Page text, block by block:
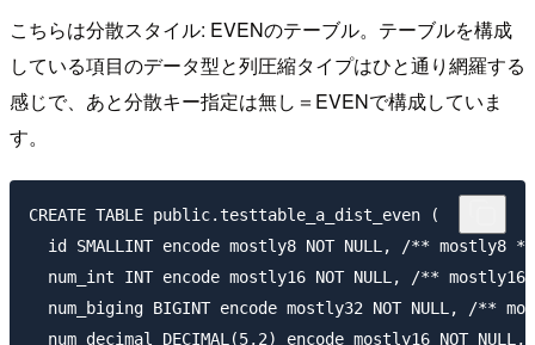
こちらは分散スタイル: EVENのテーブル。テーブルを構成
している項目のデータ型と列圧縮タイプはひと通り網羅する
感じで、あと分散キー指定は無し＝EVENで構成していま
す。
CREATE TABLE public.testtable_a_dist_even (
  id SMALLINT encode mostly8 NOT NULL, /** mostly8 */
num_int INT encode mostly16 NOT NULL, /** mostly16
num_biging BIGINT encode mostly32 NOT NULL, /**
  num_decimal DECIMAL(5,2) encode mostly16 NOT NULL,